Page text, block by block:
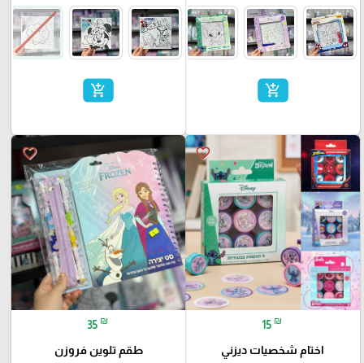
add_shopping_cart
add_shopping_cart
favorite_border
15 ₪
اختام شخصيات ديزني
favorite_border
35 ₪
طقم تلوين فروزن